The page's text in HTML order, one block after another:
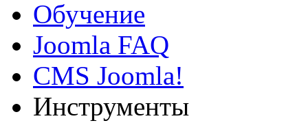
Обучение
Joomla FAQ
CMS Joomla!
Инструменты